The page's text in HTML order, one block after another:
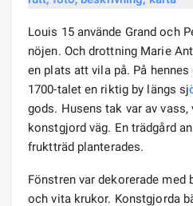
Louis 15 använde Grand och
nöjen. Och drottning Marie
en plats att vila på. På
1700-talet en riktig by längs sj
gods. Husens tak var av vass,
konstgjord väg. En trädgård
fruktträd planterades.
Fönstren var dekorerade
och vita krukor. Konstgjorda